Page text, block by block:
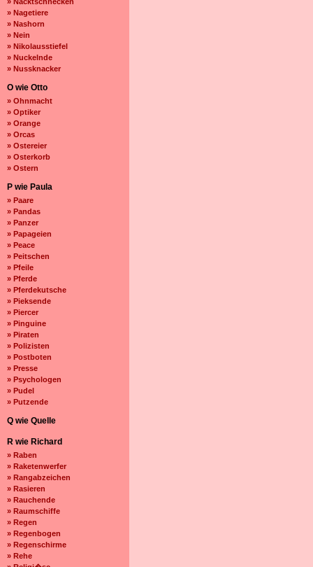
» Nagetiere
» Nashorn
» Nein
» Nikolausstiefel
» Nuckelnde
» Nussknacker
O wie Otto
» Ohnmacht
» Optiker
» Orange
» Orcas
» Ostereier
» Osterkorb
» Ostern
P wie Paula
» Paare
» Pandas
» Panzer
» Papageien
» Peace
» Peitschen
» Pfeile
» Pferde
» Pferdekutsche
» Pieksende
» Piercer
» Pinguine
» Piraten
» Polizisten
» Postboten
» Presse
» Psychologen
» Pudel
» Putzende
Q wie Quelle
R wie Richard
» Raben
» Raketenwerfer
» Rangabzeichen
» Rasieren
» Rauchende
» Raumschiffe
» Regen
» Regenbogen
» Regenschirme
» Rehe